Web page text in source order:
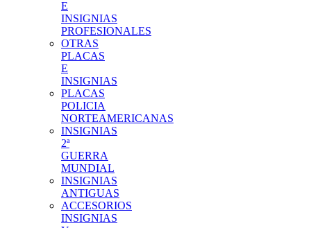
E
INSIGNIAS
PROFESIONALES
OTRAS
PLACAS
E
INSIGNIAS
PLACAS
POLICIA
NORTEAMERICANAS
INSIGNIAS
2ª
GUERRA
MUNDIAL
INSIGNIAS
ANTIGUAS
ACCESORIOS
INSIGNIAS